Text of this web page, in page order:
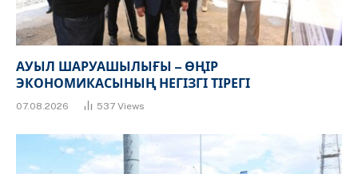
АУЫЛ ШАРУАШЫЛЫҒЫ – ӨҢІР
ЭКОНОМИКАСЫНЫҢ НЕГІЗГІ ТІРЕГІ
07.08.2026 537 Views